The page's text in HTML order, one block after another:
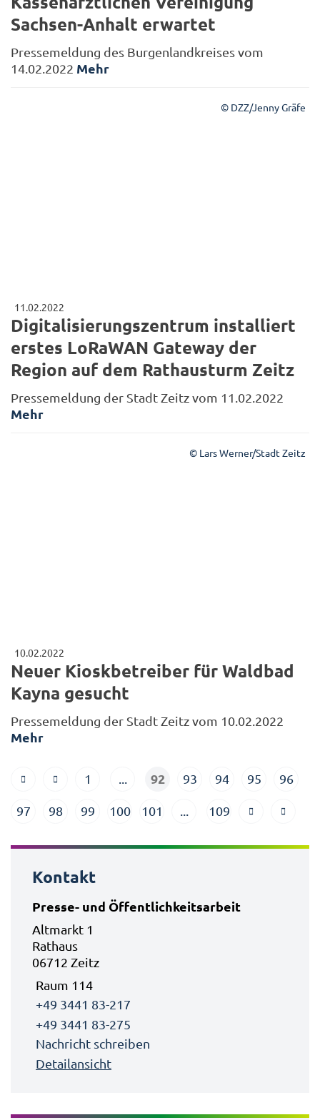
Sachsen-Anhalt erwartet
Pressemeldung des Burgenlandkreises vom
14.02.2022 Mehr
© DZZ/Jenny Gräfe
11.02.2022
Digitalisierungszentrum installiert
erstes LoRaWAN Gateway der
Region auf dem Rathausturm Zeitz
Pressemeldung der Stadt Zeitz vom 11.02.2022
Mehr
© Lars Werner/Stadt Zeitz
10.02.2022
Neuer Kioskbetreiber für Waldbad
Kayna gesucht
Pressemeldung der Stadt Zeitz vom 10.02.2022
Mehr
1 92 93 94 95 96
97 98 99 100 101 109
Kontakt
Presse- und Öffentlichkeitsarbeit
Altmarkt 1
Rathaus
06712 Zeitz
Raum 114
+49 3441 83-217
+49 3441 83-275
Nachricht schreiben
Detailansicht